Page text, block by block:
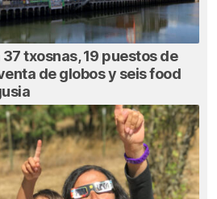
txosnas, 19 puestos de
de globos y seis food